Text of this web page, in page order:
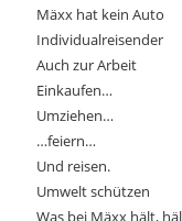
Mäxx hat kein Auto
Individualreisender
Auch zur Arbeit
Einkaufen…
Umziehen…
…feiern…
Und reisen.
Umwelt schützen
Was bei Mäxx hält,